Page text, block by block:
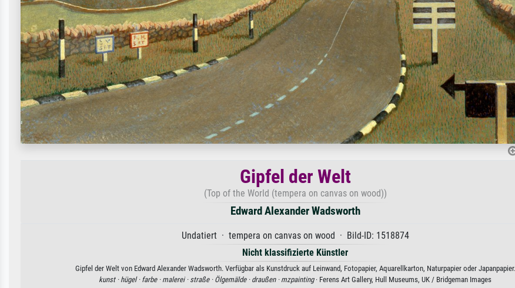
Gipfel der Welt
(Top of the World (tempera on canvas on wood))
Edward Alexander Wadsworth
Undatiert · tempera on canvas on wood · Bild-ID: 1518874
Nicht klassifizierte Künstler
Gipfel der Welt von Edward Alexander Wadsworth. Verfügbar als Kunstdruck auf Leinwand, Fotopapier, Aquarellkarton, Naturpapier oder Japanpapier.
kunst · hügel · farbe · malerei · straße · Ölgemälde · draußen · mzpainting· Ferens Art Gallery, Hull Museums, UK / Bridgeman Images